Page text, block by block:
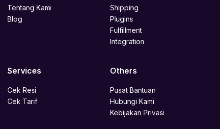
Tentang Kami
Blog
Shipping
Plugins
Fulfillment
Integration
Services
Cek Resi
Cek Tarif
Others
Pusat Bantuan
Hubungi Kami
Kebijakan Privasi